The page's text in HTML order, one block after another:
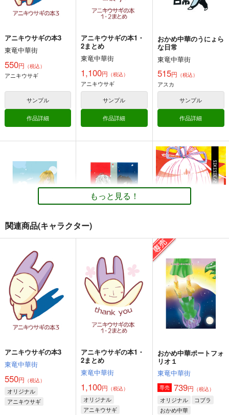
amaretto
オリジナル
ミカゲはミカゲの背後
まるちぷるCAFE
110円
オリジナル
ミカゲ
逢魔ヶ屋 2 「コトダ
ぽっぽこっこ
110円
オリジナル
カート
君があこがれ 7
ゆゆ
330円（税込）
オリジナル
サンプル
カート
スナイパー
The Basics
ミリタリーナレッジレ
1,650円
サンプル
ゲリラ レジスタン
ス/反政府活動マニュ
アル
ミリタリーナレッジレ
ポーツ
サンプル
サンプル
サンプル
起上太郎のつれづれこ
ろりん ちょい読み
版！
（税込）
カート
おかめ中華のうにょら
な日常
東竜中華街
515円（税込）
魔樹アドリアード
カート
ぐぴてとっ！
東竜中華街
擬人化
コブラ
カート
アニキウサギの本3
東竜中華街
550円 （税込）
アニキウサギ
サンプル
作品詳細
アニキウサギの本1・
2まとめ
東竜中華街
1,100円 （税込）
アニキウサギ
サンプル
作品詳細
おかめ中華のうにょら
な日常
東竜中華街
515円 （税込）
アスカ
サンプル
作品詳細
ぐぴてとっ！
東竜中華街
515円 （税込）
コブラ
サンプル
作品詳細
ZUTTOMO!!
東竜中華街
688 円（税込）
サンプル
作品詳細
sikisie2
東竜中華街
880円（税込）
女の子、人外
サンプル
作品詳細
もっと見る！
関連商品(キャラクター)
アニキウサギの本3
東竜中華街
550円 （税込）
オリジナル
アニキウサギ
アニキウサギの本1・
2まとめ
東竜中華街
1,100円 （税込）
オリジナル
アニキウサギ
おかめ中華ポートフォ
リオ１
東竜中華街
専売 739円 （税込）
オリジナル
コブラ
おかめ中華